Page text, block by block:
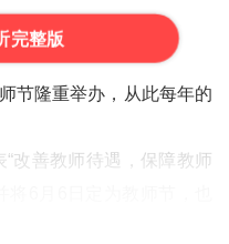
完整版
节隆重举办，从此每年的
改善教师待遇，保障教师